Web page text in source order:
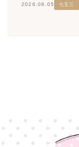
2026.08.05 七五三